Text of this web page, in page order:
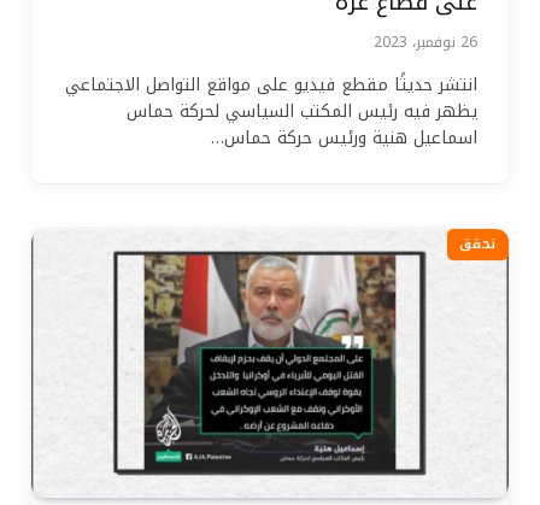
26 نوفمبر، 2023
انتشر حديثًا مقطع فيديو على مواقع التواصل الاجتماعي
يظهر فيه رئيس المكتب السياسي لحركة حماس
اسماعيل هنية ورئيس حركة حماس…
تحقق